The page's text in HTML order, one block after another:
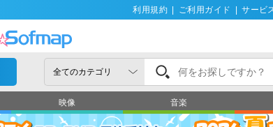
利用規約 ご利用ガイド サービ
映像 音楽